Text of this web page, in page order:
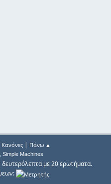
| Πάνω ▲
, Simple Machines
με 20 ερωτήματα.